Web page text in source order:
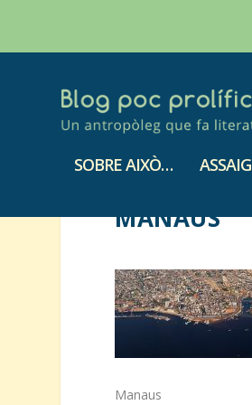
SOBRE AIXÒ… ASSAIG
MANAUS
Manaus